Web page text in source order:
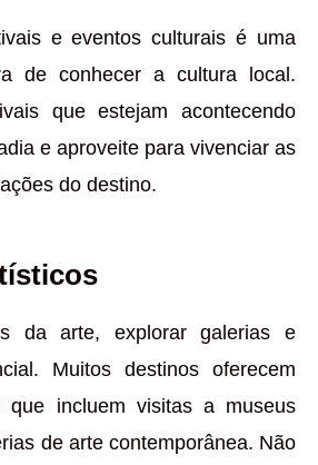
e eventos culturais é uma
de conhecer a cultura local.
que estejam acontecendo
e aproveite para vivenciar as
do destino.
da arte, explorar galerias e
Muitos destinos oferecem
que incluem visitas a museus
de arte contemporânea. Não